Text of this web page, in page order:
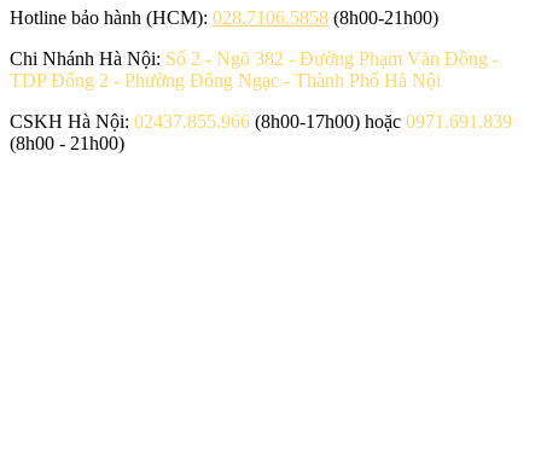
Hotline bảo hành (HCM): 028.7106.5858 (8h00-21h00)
Chi Nhánh Hà Nội: Số 2 - Ngõ 382 - Đường Phạm Văn Đồng -
TDP Đống 2 - Phường Đông Ngạc - Thành Phố Hà Nội
CSKH Hà Nội: 02437.855.966 (8h00-17h00) hoặc 0971.691.839
(8h00 - 21h00)